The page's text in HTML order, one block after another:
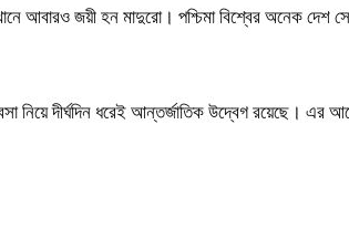
আবারও জয়ী হন মাদুরো। পশ্চিমা বিশ্বের অনেক দেশ
নিয়ে দীর্ঘদিন ধরেই আন্তর্জাতিক উদ্বেগ রয়েছে। এর